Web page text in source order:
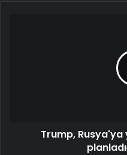
Trump, Rusya'ya